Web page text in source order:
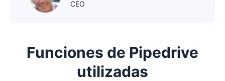
CEO
Funciones de Pipedrive
utilizadas